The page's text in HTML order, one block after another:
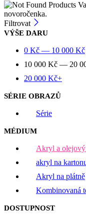
novoročenka.
Filtrovat
VÝŠE DARU
0 Kč — 10 000 Kč
10 000 Kč — 20
20 000 Kč+
SÉRIE OBRAZŮ
Série
MÉDIUM
Akryl a olejový
akryl na
Akryl na plátně
Kombinovaná
DOSTUPNOST